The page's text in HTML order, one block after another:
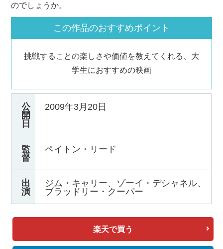
のでしょうか。
この作品のおすすめポイント
挑戦することの楽しさや価値を教えてくれる、大
学生におすすめの映画
公
開
日
2009年3月20日
監
督
ペイトン・リード
出
演
ジム・キャリー、ゾーイ・デシャネル、
ブラッドリー・クーパー
楽天で買う